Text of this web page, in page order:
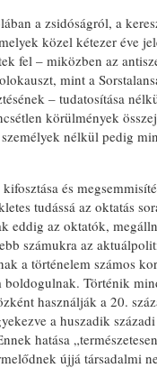
a zsidóságról, a
közel kétezer éve
fel – miközben az
mint a
– tudatosítása
körülmények
nélkül pedig
és
tudássá az oktatás
eddig az oktatók,
számukra az
a történelem számos
Történik
használják a 20.
a huszadik
hatása
újjá társadalmi